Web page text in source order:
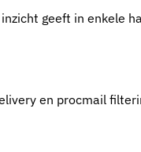
geeft in enkele
en procmail